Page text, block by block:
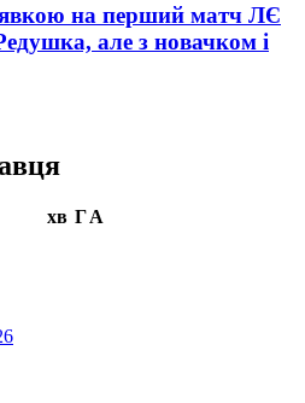
на перший матч ЛЄ
але з новачком і
хв ГА